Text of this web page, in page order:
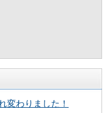
変わりました！